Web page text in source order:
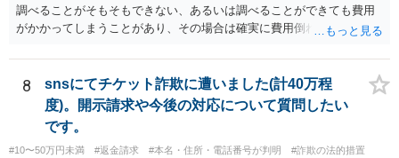
調べることがそもそもできない、あるいは調べることができても費用
がかかってしまうことがあり、その場合は確実に費用倒れになりそう
8
snsにてチケット詐欺に遭いました(計40万程
度)。開示請求や今後の対応について質問したい
です。
#10〜50万円未満 #返金請求 #本名・住所・電話番号が判明
#詐欺の法的措置